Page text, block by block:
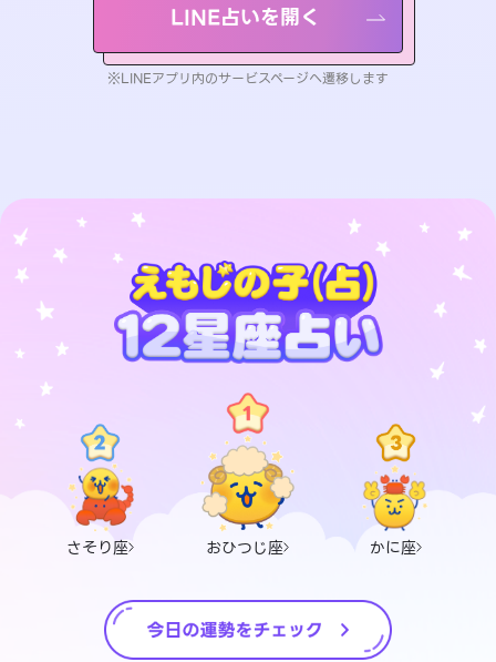
LINE占いを開く
※LINEアプリ内のサービスページへ遷移します
さそり座 おひつじ座 かに座